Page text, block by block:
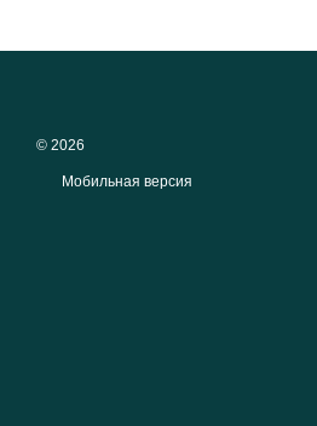
© 2026
Мобильная версия